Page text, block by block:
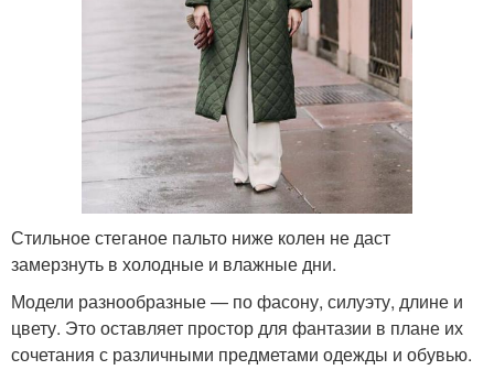
Стильное стеганое пальто ниже колен не даст
замерзнуть в холодные и влажные дни.
Модели разнообразные — по фасону, силуэту, длине и
цвету. Это оставляет простор для фантазии в плане их
сочетания с различными предметами одежды и обувью.